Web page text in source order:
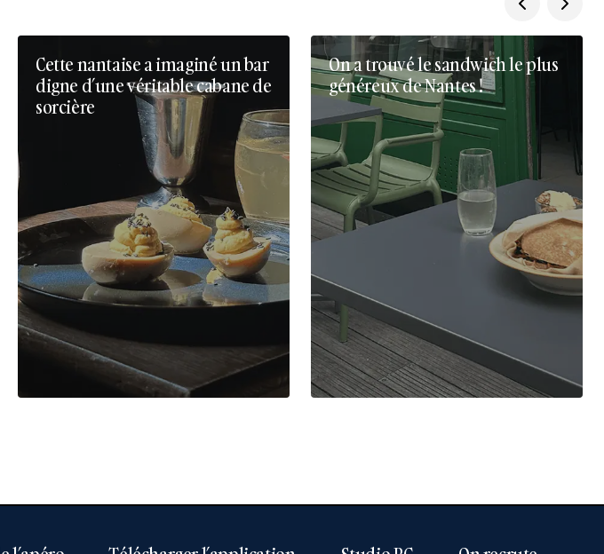
Cette nantaise a imaginé un bar
digne d’une véritable cabane de
sorcière
On a trouvé le sandwich le plus
généreux de Nantes !